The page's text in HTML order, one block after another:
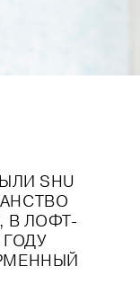
SHU
В ЛОФТ-
ГОДУ